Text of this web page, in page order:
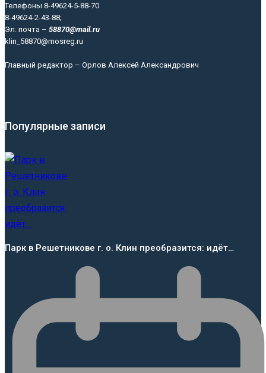
Телефоны 8-49624-5-88-70
8-49624-2-43-88;
Эл. почта – 58870@mail.ru
klin_58870@mosreg.ru
Главный редактор – Орлов Алексей Александрович
Популярные записи
Парк в Решетникове г. о. Клин преобразится: идёт…